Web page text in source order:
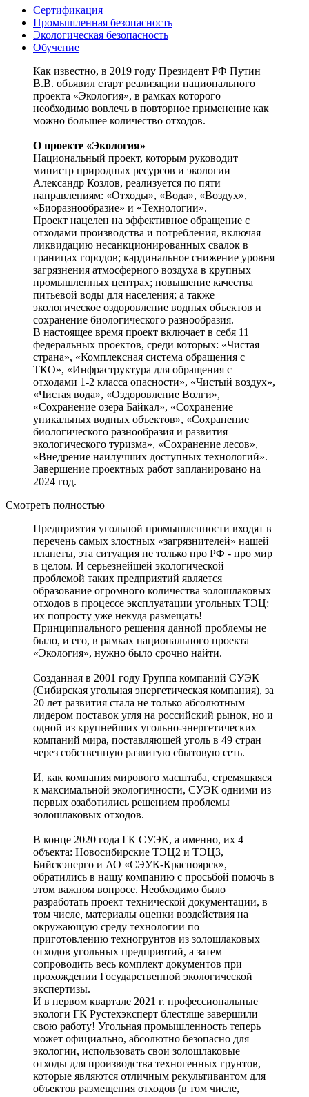
Сертификация
Промышленная безопасность
Экологическая безопасность
Обучение
Как известно, в 2019 году Президент РФ Путин
В.В. объявил старт реализации национального
проекта «Экология», в рамках которого
необходимо вовлечь в повторное применение как
можно большее количество отходов.
О проекте «Экология»
Национальный проект, которым руководит
министр природных ресурсов и экологии
Александр Козлов, реализуется по пяти
направлениям: «Отходы», «Вода», «Воздух»,
«Биоразнообразие» и «Технологии».
Проект нацелен на эффективное обращение с
отходами производства и потребления, включая
ликвидацию несанкционированных свалок в
границах городов; кардинальное снижение уровня
загрязнения атмосферного воздуха в крупных
промышленных центрах; повышение качества
питьевой воды для населения; а также
экологическое оздоровление водных объектов и
сохранение биологического разнообразия.
В настоящее время проект включает в себя 11
федеральных проектов, среди которых: «Чистая
страна», «Комплексная система обращения с
ТКО», «Инфраструктура для обращения с
отходами 1-2 класса опасности», «Чистый воздух»,
«Чистая вода», «Оздоровление Волги»,
«Сохранение озера Байкал», «Сохранение
уникальных водных объектов», «Сохранение
биологического разнообразия и развития
экологического туризма», «Сохранение лесов»,
«Внедрение наилучших доступных технологий».
Завершение проектных работ запланировано на
2024 год.
Смотреть полностью
Предприятия угольной промышленности входят в
перечень самых злостных «загрязнителей» нашей
планеты, эта ситуация не только про РФ - про мир
в целом. И серьезнейшей экологической
проблемой таких предприятий является
образование огромного количества золошлаковых
отходов в процессе эксплуатации угольных ТЭЦ:
их попросту уже некуда размещать!
Принципиального решения данной проблемы не
было, и его, в рамках национального проекта
«Экология», нужно было срочно найти.
Созданная в 2001 году Группа компаний СУЭК
(Сибирская угольная энергетическая компания), за
20 лет развития стала не только абсолютным
лидером поставок угля на российский рынок, но и
одной из крупнейших угольно-энергетических
компаний мира, поставляющей уголь в 49 стран
через собственную развитую сбытовую сеть.
И, как компания мирового масштаба, стремящаяся
к максимальной экологичности, СУЭК одними из
первых озаботились решением проблемы
золошлаковых отходов.
В конце 2020 года ГК СУЭК, а именно, их 4
объекта: Новосибирские ТЭЦ2 и ТЭЦ3,
Бийскэнерго и АО «СЭУК-Красноярск»,
обратились в нашу компанию с просьбой помочь в
этом важном вопросе. Необходимо было
разработать проект технической документации, в
том числе, материалы оценки воздействия на
окружающую среду технологии по
приготовлению техногрунтов из золошлаковых
отходов угольных предприятий, а затем
сопроводить весь комплект документов при
прохождении Государственной экологической
экспертизы.
И в первом квартале 2021 г. профессиональные
экологи ГК Рустехэксперт блестяще завершили
свою работу! Угольная промышленность теперь
может официально, абсолютно безопасно для
экологии, использовать свои золошлаковые
отходы для производства техногенных грунтов,
которые являются отличным рекультивантом для
объектов размещения отходов (в том числе,